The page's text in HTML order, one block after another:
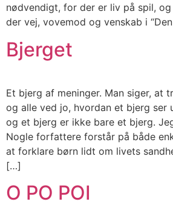
nødvendigt, for der er liv på spil,
der vej, vovemod og venskab i
Bjerget
Et bjerg af meninger. Man siger, at
og alle ved jo, hvordan et bjerg ser
og et bjerg er ikke bare et bjerg.
Nogle forfattere forstår på både
at forklare børn lidt om livets
[…]
O PO POI